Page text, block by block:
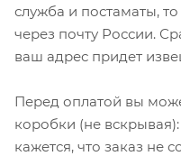
служба и постаматы,
через почту России.
ваш адрес придет
Перед оплатой вы
коробки (не вскрывая):
кажется, что заказ не